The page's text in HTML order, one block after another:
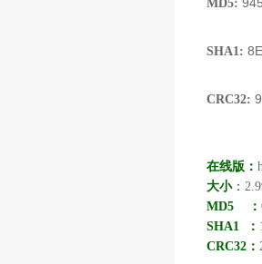
MD5:
SHA1:
CRC32:
在线版：
大小：
MD5 ：
SHA1 ：
CRC32：